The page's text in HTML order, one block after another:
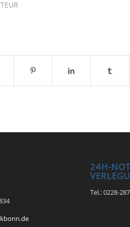
24H-
Tel.: 0228-